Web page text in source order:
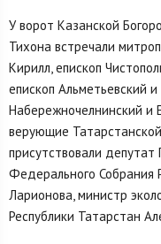
У ворот Казанской
Тихона встречали
Кирилл, епископ
епископ Альметьевский
Набережночелнинский и
верующие
присутствовали
Федерального Собрания
Ларионова, министр
Республики Татарстан